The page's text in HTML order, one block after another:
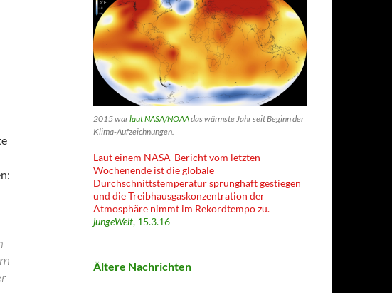
2015 warlaut NASA/NOAAdas wärmste Jahr seit Beginn der
Klima-Aufzeichnungen.
Laut einem NASA-Bericht vom letzten
Wochenende ist die globale
Durchschnittstemperatur sprunghaft gestiegen
und die Treibhausgaskonzentration der
Atmosphäre nimmt im Rekordtempo zu.
jungeWelt, 15.3.16
Ältere Nachrichten